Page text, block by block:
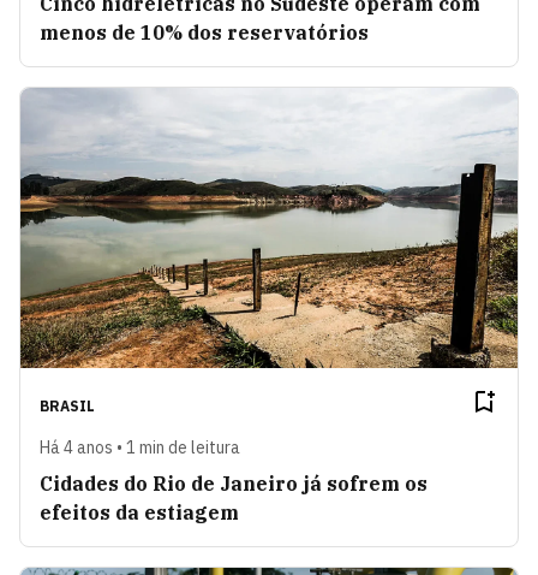
menos de 10% dos reservatórios
BRASIL
Há 4 anos • 1 min de leitura
Cidades do Rio de Janeiro já sofrem os
efeitos da estiagem